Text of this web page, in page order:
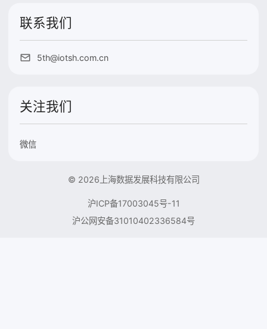
联系我们
5th@iotsh.com.cn
关注我们
微信
© 2026上海数据发展科技有限公司
沪ICP备17003045号-11
沪公网安备31010402336584号